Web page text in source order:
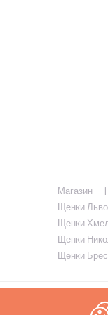
Магазин
Щенки
Щенки
Щенки
Щенки
Политика